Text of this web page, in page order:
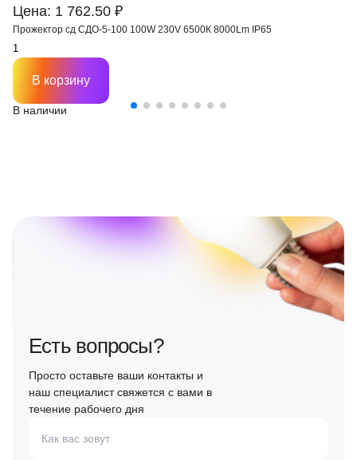
Цена: 1 762.50 ₽
Прожектор сд СДО-5-100 100W 230V 6500К 8000Lm IP65
В наличии
В корзину
Есть вопросы?
Просто оставьте ваши контакты и
наш специалист свяжется с вами в
течение рабочего дня
Как вас зовут